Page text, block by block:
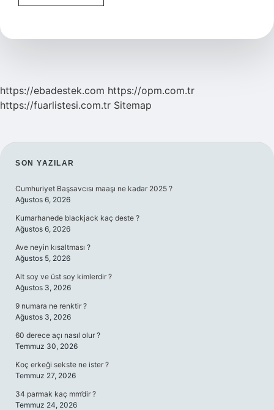
Çiğ
Var
https://ebadestek.com https://opm.com.tr
https://fuarlistesi.com.tr Sitemap
SIDEBAR
SON YAZILAR
Cumhuriyet Başsavcısı maaşı ne kadar 2025 ?
Ağustos 6, 2026
Kumarhanede blackjack kaç deste ?
Ağustos 6, 2026
Ave neyin kısaltması ?
Ağustos 5, 2026
Alt soy ve üst soy kimlerdir ?
Ağustos 3, 2026
9 numara ne renktir ?
Ağustos 3, 2026
60 derece açı nasıl olur ?
Temmuz 30, 2026
Koç erkeği sekste ne ister ?
Temmuz 27, 2026
34 parmak kaç mm’dir ?
Temmuz 24, 2026